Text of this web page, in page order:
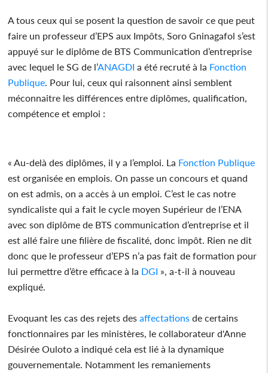
A tous ceux qui se posent la question de savoir ce que peut
faire un professeur d’EPS aux Impôts, Soro Gninagafol s’est
appuyé sur le diplôme de BTS Communication d’entreprise
avec lequel le SG de l’ANAGDI a été recruté à la Fonction
Publique. Pour lui, ceux qui raisonnent ainsi semblent
méconnaitre les différences entre diplômes, qualification,
compétence et emploi :
« Au-delà des diplômes, il y a l’emploi. La Fonction Publique
est organisée en emplois. On passe un concours et quand
on est admis, on a accès à un emploi. C’est le cas notre
syndicaliste qui a fait le cycle moyen Supérieur de l’ENA
avec son diplôme de BTS communication d’entreprise et il
est allé faire une filière de fiscalité, donc impôt. Rien ne dit
donc que le professeur d’EPS n’a pas fait de formation pour
lui permettre d’être efficace à la DGI », a-t-il à nouveau
expliqué.
Evoquant les cas des rejets desaffectations de certains
fonctionnaires par les ministères, le collaborateur d'Anne
Désirée Ouloto a indiqué cela est lié à la dynamique
gouvernementale. Notamment les remaniements